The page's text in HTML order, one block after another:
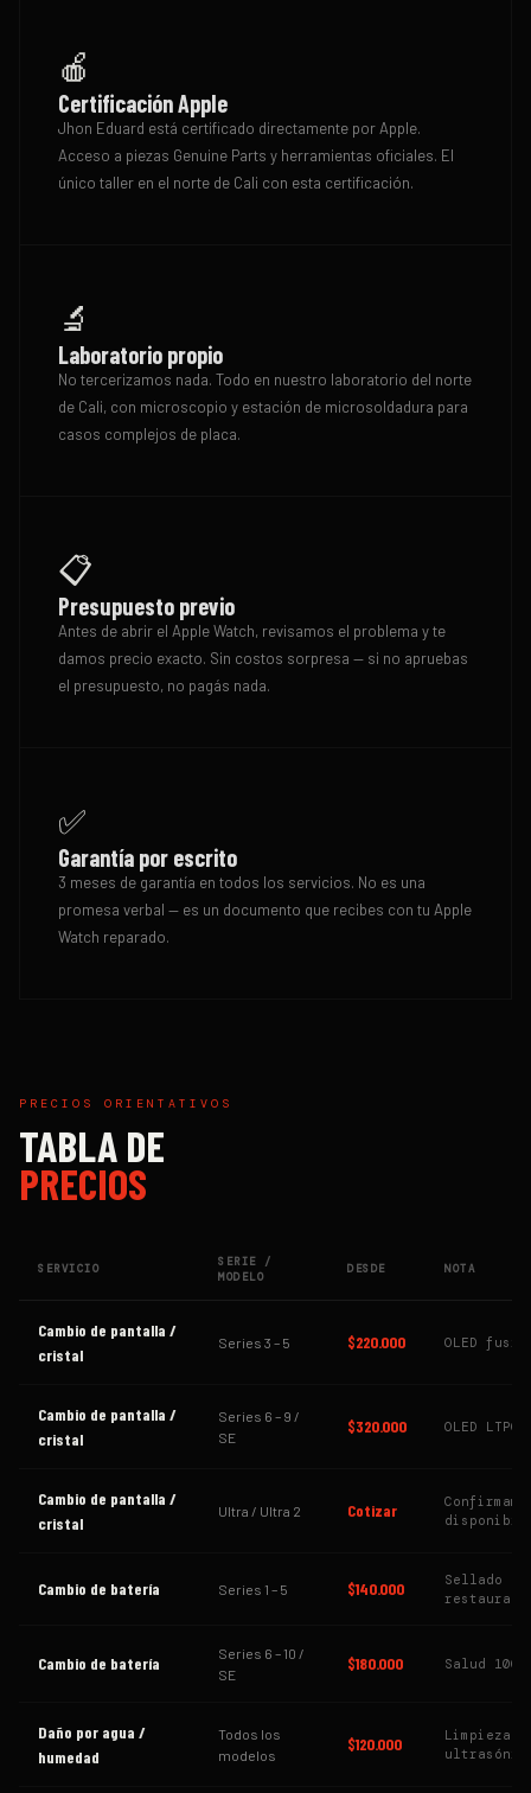
🍎
Certificación Apple
Jhon Eduard está certificado directamente por Apple.
Acceso a piezas Genuine Parts y herramientas oficiales. El
único taller en el norte de Cali con esta certificación.
🔬
Laboratorio propio
No tercerizamos nada. Todo en nuestro laboratorio del norte
de Cali, con microscopio y estación de microsoldadura para
casos complejos de placa.
📋
Presupuesto previo
Antes de abrir el Apple Watch, revisamos el problema y te
damos precio exacto. Sin costos sorpresa — si no apruebas
el presupuesto, no pagás nada.
✅
Garantía por escrito
3 meses de garantía en todos los servicios. No es una
promesa verbal — es un documento que recibes con tu Apple
Watch reparado.
PRECIOS ORIENTATIVOS
TABLA DE
PRECIOS
SERVICIO
SERIE /
MODELO
DESDE NOTA
Cambio de pantalla /
cristal
Series 3 – 5 $220.000 OLED
Cambio de pantalla /
cristal
Series 6 – 9 /
SE
$320.000 OLED LTPO
Cambio de pantalla /
cristal
Ultra / Ultra 2 Cotizar
Cambio de batería Series 1 – 5 $140.000
Sellado
restaurado
Cambio de batería
Series 6 – 10 /
SE
$180.000 Salud
Daño por agua /
humedad
Todos los
modelos
$120.000
Limpieza